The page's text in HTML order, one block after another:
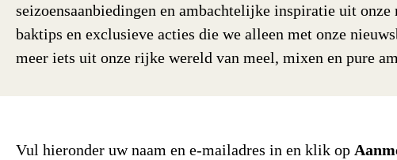
seizoensaanbiedingen en ambachtelijke inspiratie uit
baktips en exclusieve acties die we alleen met onze
meer iets uit onze rijke wereld van meel, mixen en pure
Vul hieronder uw naam en e-mailadres in en klik op